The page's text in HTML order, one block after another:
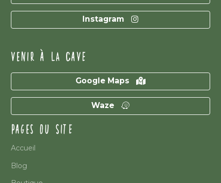
Instagram
VENIR À LA CAVE
Google Maps
Waze
PAGES DU SITE
Accueil
Blog